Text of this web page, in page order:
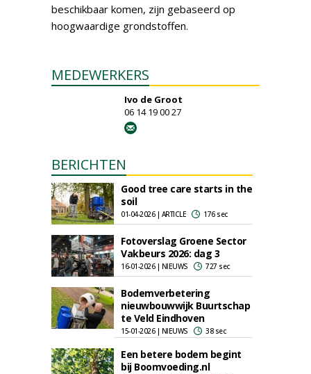
beschikbaar komen, zijn gebaseerd op
hoogwaardige grondstoffen.
MEDEWERKERS
Ivo de Groot
06 14 19 00 27
BERICHTEN
Good tree care starts in the
soil
01-04-2026 | ARTICLE 176 sec
Fotoverslag Groene Sector
Vakbeurs 2026: dag 3
16-01-2026 | NIEUWS 727 sec
Bodemverbetering
nieuwbouwwijk Buurtschap
te Veld Eindhoven
15-01-2026 | NIEUWS 38 sec
Een betere bodem begint
bij Boomvoeding.nl